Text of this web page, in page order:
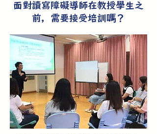
面對讀寫障礙導師在教授學生之
前，需要接受培訓嗎？